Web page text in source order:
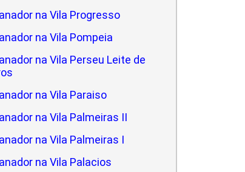
na Vila Progresso
na Vila Pompeia
na Vila Perseu Leite de
na Vila Paraiso
na Vila Palmeiras II
na Vila Palmeiras I
na Vila Palacios